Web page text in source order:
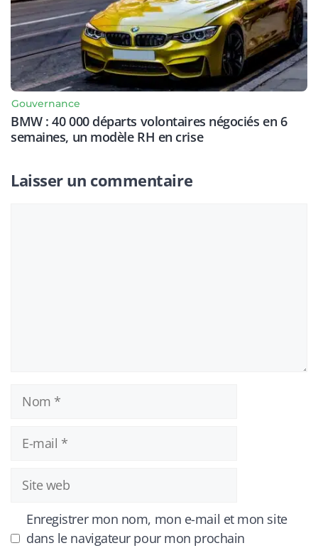
Gouvernance
BMW : 40 000 départs volontaires négociés en 6
semaines, un modèle RH en crise
Laisser un commentaire
Nom
Site
Enregistrer mon nom, mon e-mail et mon site
dans le navigateur pour mon prochain